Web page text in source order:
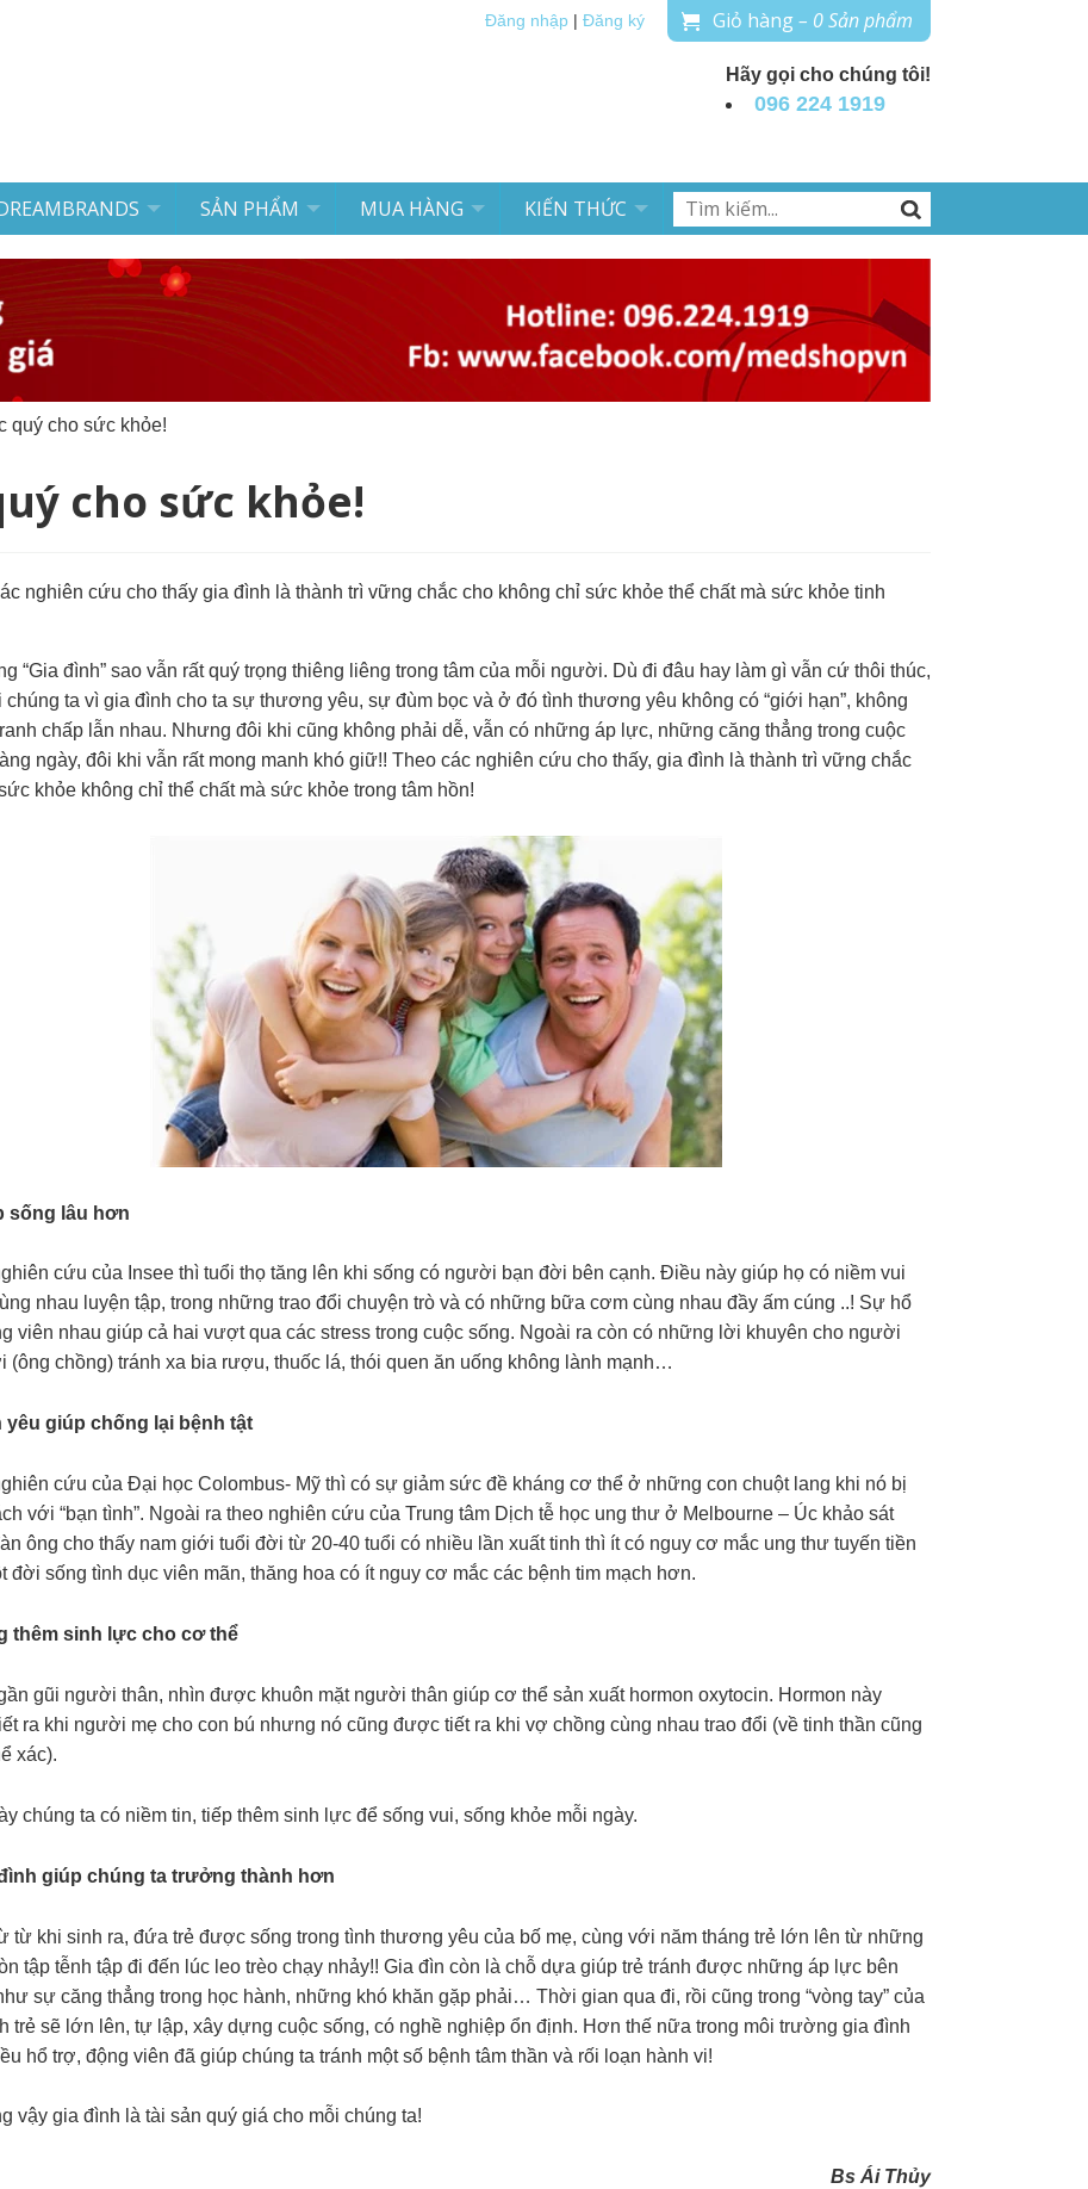
Đăng nhập Đăng ký Giỏ hàng– 0 Sản phẩm
Hãy gọi cho chúng tôi!
096 224 1919
SẢN PHẨM MUA HÀNG KIẾN THỨC
quý cho sức khỏe!
cho sức khỏe!
nghiên cứu cho thấy gia đình là thành trì vững chắc cho không chỉ sức khỏe thể chất mà sức khỏe tinh
“Gia đình” sao vẫn rất quý trọng thiêng liêng trong tâm của mỗi người. Dù đi đâu hay làm gì vẫn cứ thôi thúc,
chúng ta vì gia đình cho ta sự thương yêu, sự đùm bọc và ở đó tình thương yêu không có “giới hạn”, không
chấp lẫn nhau. Nhưng đôi khi cũng không phải dễ, vẫn có những áp lực, những căng thẳng trong cuộc
ngày, đôi khi vẫn rất mong manh khó giữ!! Theo các nghiên cứu cho thấy, gia đình là thành trì vững chắc
khỏe không chỉ thể chất mà sức khỏe trong tâm hồn!
sống lâu hơn
cứu của Insee thì tuổi thọ tăng lên khi sống có người bạn đời bên cạnh. Điều này giúp họ có niềm vui
nhau luyện tập, trong những trao đổi chuyện trò và có những bữa cơm cùng nhau đầy ấm cúng ..! Sự hổ
viên nhau giúp cả hai vượt qua các stress trong cuộc sống. Ngoài ra còn có những lời khuyên cho người
(ông chồng) tránh xa bia rượu, thuốc lá, thói quen ăn uống không lành mạnh…
yêu giúp chống lại bệnh tật
cứu của Đại học Colombus- Mỹ thì có sự giảm sức đề kháng cơ thể ở những con chuột lang khi nó bị
với “bạn tình”. Ngoài ra theo nghiên cứu của Trung tâm Dịch tễ học ung thư ở Melbourne – Úc khảo sát
ông cho thấy nam giới tuổi đời từ 20-40 tuổi có nhiều lần xuất tinh thì ít có nguy cơ mắc ung thư tuyến tiền
đời sống tình dục viên mãn, thăng hoa có ít nguy cơ mắc các bệnh tim mạch hơn.
thêm sinh lực cho cơ thể
gũi người thân, nhìn được khuôn mặt người thân giúp cơ thể sản xuất hormon oxytocin. Hormon này
ra khi người mẹ cho con bú nhưng nó cũng được tiết ra khi vợ chồng cùng nhau trao đổi (về tinh thần cũng
xác).
chúng ta có niềm tin, tiếp thêm sinh lực để sống vui, sống khỏe mỗi ngày.
giúp chúng ta trưởng thành hơn
từ khi sinh ra, đứa trẻ được sống trong tình thương yêu của bố mẹ, cùng với năm tháng trẻ lớn lên từ những
tập tễnh tập đi đến lúc leo trèo chạy nhảy!! Gia đìn còn là chỗ dựa giúp trẻ tránh được những áp lực bên
sự căng thẳng trong học hành, những khó khăn gặp phải… Thời gian qua đi, rồi cũng trong “vòng tay” của
trẻ sẽ lớn lên, tự lập, xây dựng cuộc sống, có nghề nghiệp ổn định. Hơn thế nữa trong môi trường gia đình
hổ trợ, động viên đã giúp chúng ta tránh một số bệnh tâm thần và rối loạn hành vi!
vậy gia đình là tài sản quý giá cho mỗi chúng ta!
Bs Ái Thủy